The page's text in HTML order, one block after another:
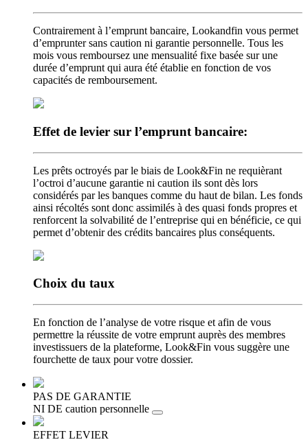
Contrairement à l’emprunt bancaire, Lookandfin vous permet
d’emprunter sans caution ni garantie personnelle. Tous les
mois vous remboursez une mensualité fixe basée sur une
durée d’emprunt qui aura été établie en fonction de vos
capacités de remboursement.
Effet de levier sur l’emprunt bancaire:
Les prêts octroyés par le biais de Look&Fin ne requièrant
l’octroi d’aucune garantie ni caution ils sont dès lors
considérés par les banques comme du haut de bilan. Les fonds
ainsi récoltés sont donc assimilés à des quasi fonds propres et
renforcent la solvabilité de l’entreprise qui en bénéficie, ce qui
permet d’obtenir des crédits bancaires plus conséquents.
Choix du taux
En fonction de l’analyse de votre risque et afin de vous
permettre la réussite de votre emprunt auprès des membres
investissuers de la plateforme, Look&Fin vous suggère une
fourchette de taux pour votre dossier.
PAS DE GARANTIE
NI DE caution personnelle
EFFET LEVIER